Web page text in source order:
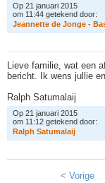
Op 21 januari 2015
om 11:44 getekend door:
Jeannette de Jonge - Ba
Lieve familie, wat een
bericht. Ik wens jullie
Ralph Satumalaij
Op 21 januari 2015
om 11:12 getekend door:
Ralph Satumalaij
< Vorige